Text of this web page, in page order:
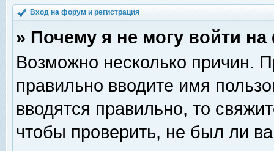
Вход на форум и регистрация
» Почему я не могу войти
Возможно несколько причин.
правильно вводите имя
вводятся правильно, то
чтобы проверить, не был ли